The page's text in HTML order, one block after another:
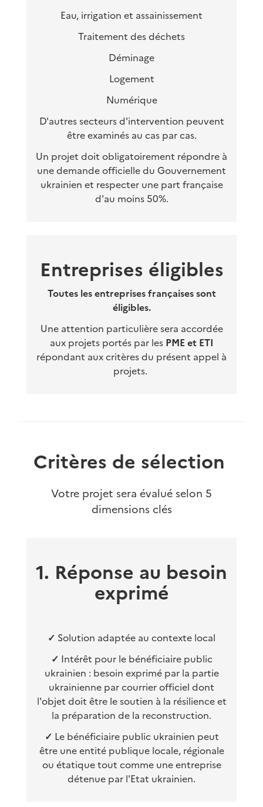
Eau, irrigation et assainissement
Traitement des déchets
Déminage
Logement
Numérique
D'autres secteurs d'intervention peuvent
être examinés au cas par cas.
Un projet doit obligatoirement répondre à
une demande officielle du Gouvernement
ukrainien et respecter une part française
d'au moins 50%.
Entreprises éligibles
Toutes les entreprises françaises sont
éligibles.
Une attention particulière sera accordée
aux projets portés par les PME et ETI
répondant aux critères du présent appel à
projets.
Critères de sélection
Votre projet sera évalué selon 5
dimensions clés
1. Réponse au besoin
exprimé
✓ Solution adaptée au contexte local
✓ Intérêt pour le bénéficiaire public
ukrainien : besoin exprimé par la partie
ukrainienne par courrier officiel dont
l'objet doit être le soutien à la résilience et
la préparation de la reconstruction.
✓ Le bénéficiaire public ukrainien peut
être une entité publique locale, régionale
ou étatique tout comme une entreprise
détenue par l'Etat ukrainien.